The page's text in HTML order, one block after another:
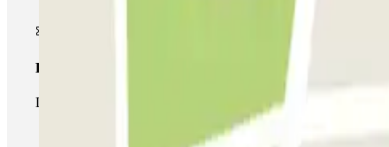
Pase básico
Durante tu estancia podrás entrar y salir una única vez al parking